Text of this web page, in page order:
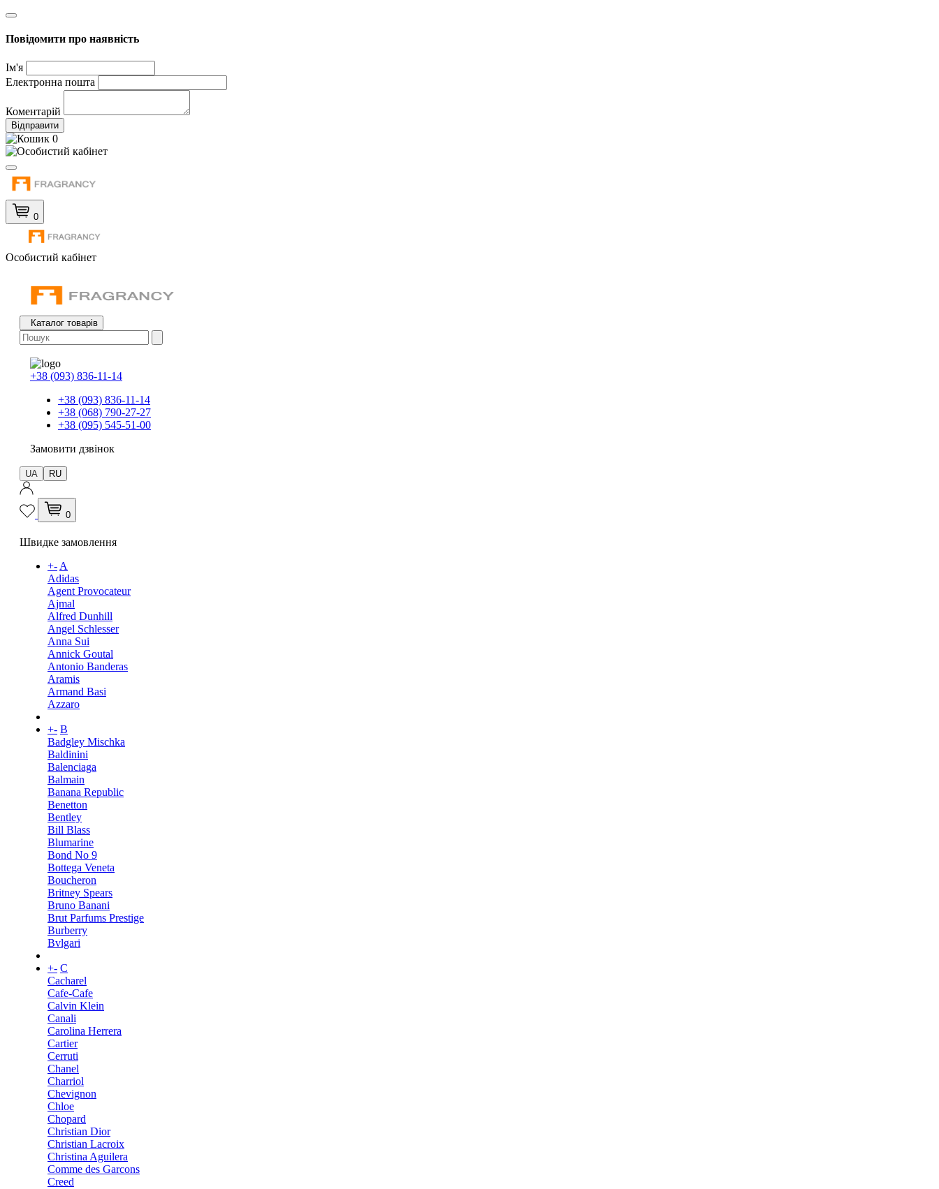
Повідомити про наявність
Ім'я
Електронна пошта
Коментарій
Відправити
0
0
Особистий кабінет
Каталог товарів
+38 (093) 836-11-14
+38 (093) 836-11-14
+38 (068) 790-27-27
+38 (095) 545-51-00
Замовити дзвінок
UA RU
0
Швидке замовлення
+-A
Adidas
Agent Provocateur
Ajmal
Alfred Dunhill
Angel Schlesser
Anna Sui
Annick Goutal
Antonio Banderas
Aramis
Armand Basi
Azzaro
+- B
Badgley Mischka
Baldinini
Balenciaga
Balmain
Banana Republic
Benetton
Bentley
Bill Blass
Blumarine
Bond No 9
Bottega Veneta
Boucheron
Britney Spears
Bruno Banani
Brut Parfums Prestige
Burberry
Bvlgari
+- C
Cacharel
Cafe-Cafe
Calvin Klein
Canali
Carolina Herrera
Cartier
Cerruti
Chanel
Charriol
Chevignon
Chloe
Chopard
Christian Dior
Christian Lacroix
Christina Aguilera
Comme des Garcons
Creed